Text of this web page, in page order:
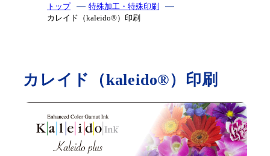
環境・SDGsへの取り
仕様の詳細が未確定でも構いません！
お問い合わせ・資料請求
小ロットからでも！
トップ
特殊加工・特殊印刷
カレイド（kaleido®︎）印刷
カレイド（kaleido®︎）印刷